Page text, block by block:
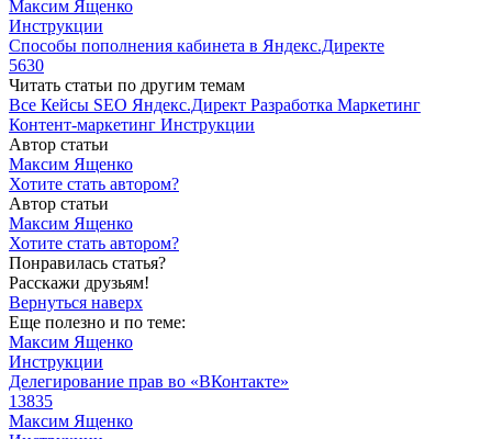
Максим Ященко
Инструкции
Способы пополнения кабинета в Яндекс.Директе
5630
Читать статьи по другим темам
Все Кейсы SEO Яндекс.Директ Разработка Маркетинг
Контент-маркетинг Инструкции
Автор статьи
Максим Ященко
Хотите стать автором?
Автор статьи
Максим Ященко
Хотите стать автором?
Понравилась статья?
Расскажи друзьям!
Вернуться наверх
Еще полезно и по теме:
Максим Ященко
Инструкции
Делегирование прав во «ВКонтакте»
13835
Максим Ященко